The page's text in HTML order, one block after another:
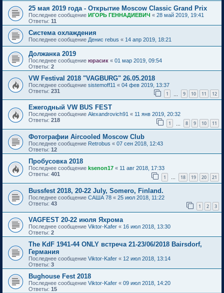
25 мая 2019 года - Открытие Moscow Classic Grand Prix
Последнее сообщение ИГОРЬ ГЕННАДИЕВИЧ « 28 май 2019, 19:41
Ответы: 11
Система охлаждения
Последнее сообщение Денис rebus « 14 апр 2019, 18:21
Должанка 2019
Последнее сообщение юрасик « 01 мар 2019, 09:54
Ответы: 2
VW Festival 2018 "VAGBURG" 26.05.2018
Последнее сообщение sistemoff11 « 04 фев 2019, 13:37
Ответы: 231 1 9 10 11 12
Ежегодный VW BUS FEST
Последнее сообщение Alexandrovich91 « 11 янв 2019, 20:32
Ответы: 218 1 8 9 10 11
Фотографии Aircooled Moscow Club
Последнее сообщение Retrobus « 07 сен 2018, 12:43
Ответы: 12
Пробусовка 2018
Последнее сообщение ksenon17 « 11 авг 2018, 17:33
Ответы: 401 1 … 18 19 20 21
Bussfest 2018, 20-22 July, Somero, Finland.
Последнее сообщение САША 78 « 25 июл 2018, 11:22
Ответы: 43 1 2 3
VAGFEST 20-22 июля Яхрома
Последнее сообщение Viktor-Kafer « 16 июл 2018, 13:30
Ответы: 2
The KdF 1941-44 ONLY встреча 21-23/06/2018 Bairsdorf,
Германия
Последнее сообщение Viktor-Kafer « 12 июл 2018, 13:14
Ответы: 3
Bughouse Fest 2018
Последнее сообщение Viktor-Kafer « 09 июл 2018, 14:20
Ответы: 15